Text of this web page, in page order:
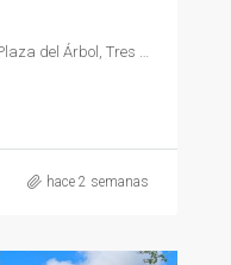
hace 2 semanas